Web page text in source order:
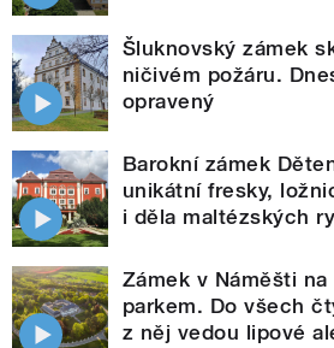
Šluknovský zámek
ničivém požáru.
opravený
Barokní zámek
unikátní fresky,
i děla maltézských
Zámek v Náměšti
parkem. Do všech
z něj vedou lipové